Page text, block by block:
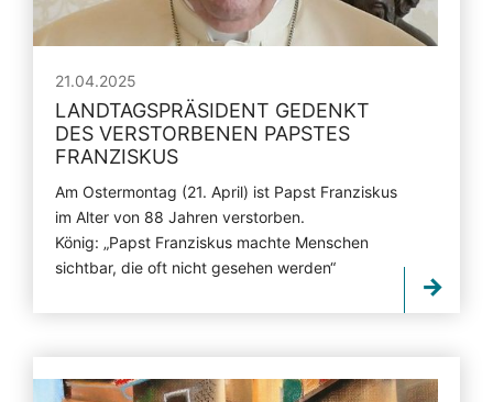
21.04.2025
LANDTAGSPRÄSIDENT GEDENKT
DES VERSTORBENEN PAPSTES
FRANZISKUS
Am Ostermontag (21. April) ist Papst Franziskus
im Alter von 88 Jahren verstorben.
König: „Papst Franziskus machte Menschen
sichtbar, die oft nicht gesehen werden“